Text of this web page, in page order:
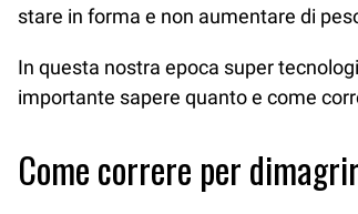
stare in forma e non aumentare di
In questa nostra epoca super
importante sapere quanto e come
Come correre per